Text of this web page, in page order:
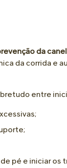
da
da corrida e
entre
pé e iniciar os